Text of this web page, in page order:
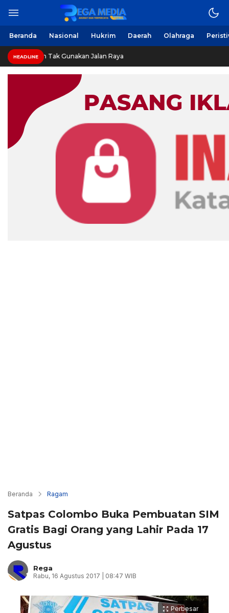
Beranda Nasional Hukrim Daerah Olahraga
HEADLINE
Gunakan Jalan Raya
Beranda Ragam
Satpas Colombo Buka Pembuatan SIM
Gratis Bagi Orang yang Lahir Pada 17
Agustus
Rega
Rabu, 16 Agustus 2017 | 08:47 WIB
Perbesar